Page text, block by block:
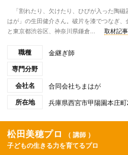
「割れたり、欠けたり、ひびが入った陶磁
はが」の生田健介さん。破片を漆でつなぎ
と東京都渋谷区、神奈川県鎌倉...
取材記
職種 金継ぎ師
専門分野
会社名 合同会社ちまはが
所在地 兵庫県西宮市甲陽園本庄
松田美穂プロ
（ 講師 ）
子どもの生きる力を育てるプロ